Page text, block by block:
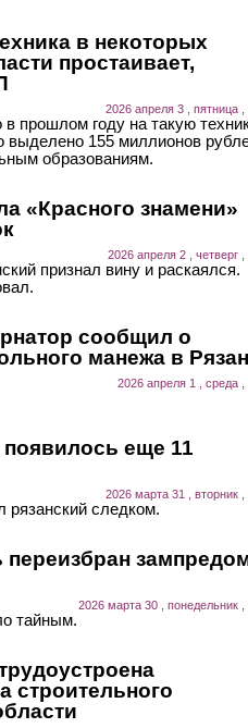
в некоторых
простаивает,
2026 апреля 3 , пятница ,
в прошлом году на такую
выделено 155 миллионов
образованиям.
«Красного знамени»
2026 апреля 2 , четверг ,
признал вину и раскаялся.
сообщил о
манежа в
2026 апреля 1 , среда ,
еще 11
2026 марта 31 , вторник ,
следком.
2026 марта 30 , понедельник ,
тайным.
строительного